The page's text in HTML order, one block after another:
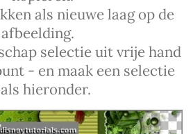
als nieuwe laag op de
afbeelding.
selectie uit vrije hand
- en maak een selectie
hieronder.